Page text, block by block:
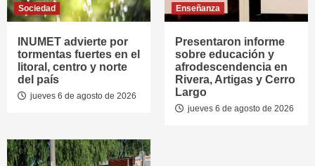
Sociedad
INUMET advierte por
tormentas fuertes en el
litoral, centro y norte
del país
jueves 6 de agosto de 2026
Enseñanza
Presentaron informe
sobre educación y
afrodescendencia en
Rivera, Artigas y Cerro
Largo
jueves 6 de agosto de 2026